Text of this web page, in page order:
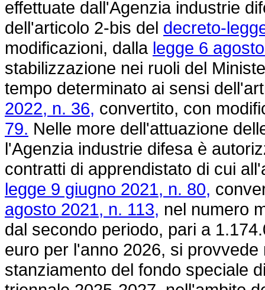
effettuate dall'Agenzia industrie
dell'articolo 2-bis del decreto-
modificazioni, dalla legge 6
stabilizzazione nei ruoli del
tempo determinato ai sensi
2022, n. 36, convertito, con
79. Nelle more dell'attuazione
l'Agenzia industrie difesa è
contratti di apprendistato di cui
legge 9 giugno 2021, n. 80,
agosto 2021, n. 113, nel numero
dal secondo periodo, pari a
euro per l'anno 2026, si
stanziamento del fondo speciale